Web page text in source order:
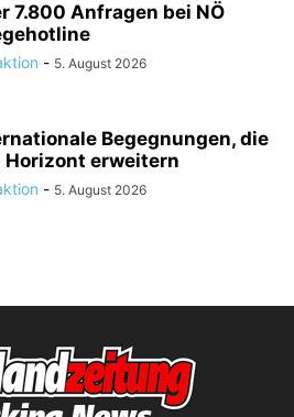
7.800 Anfragen bei NÖ
- 5. August 2026
Begegnungen, die
Horizont erweitern
- 5. August 2026